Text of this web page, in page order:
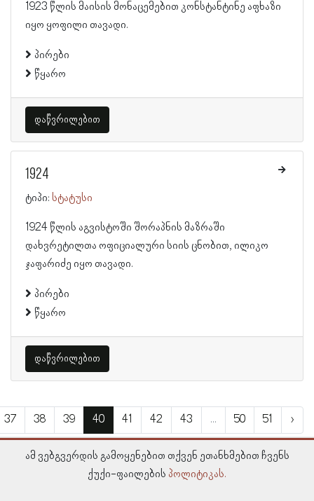
1923 წლის მაისის მონაცემებით კონსტანტინე აფხაზი
იყო ყოფილი თავადი.
პირები
წყარო
დაწვრილებით
1924
ტიპი: სტატუსი
1924 წლის აგვისტოში შორაპნის მაზრაში
დახვრეტილთა ოფიციალური სიის ცნობით, ილიკო
ჯაფარიძე იყო თავადი.
პირები
წყარო
დაწვრილებით
37 38 39 40 41 42 43 ... 50 51 ›
ამ ვებგვერდის გამოყენებით თქვენ ეთანხმებით ჩვენს
ქუქი-ფაილების პოლიტიკას.